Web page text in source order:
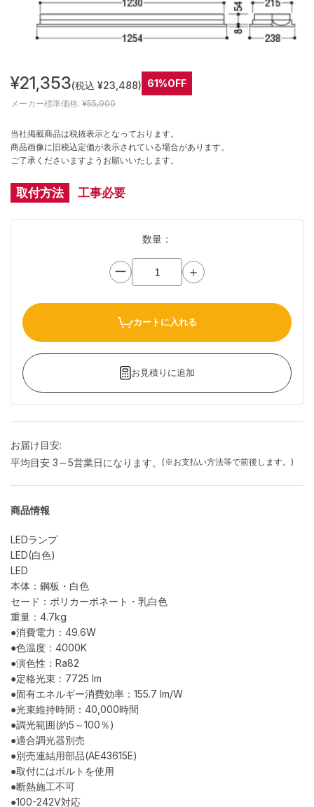
¥21,353(税込 ¥23,488) 61%OFF
メーカー標準価格: ¥55,900
当社掲載商品は税抜表示となっております。
商品画像に旧税込定価が表示されている場合があります。
ご了承くださいますようお願いいたします。
取付方法 工事必要
数量：
ー ＋
カートに入れる
お見積りに追加
お届け目安:
平均目安 3～5営業日になります。
(※お支払い方法等で前後します。)
商品情報
LEDランプ
LED(白色)
LED
本体：鋼板・白色
セード：ポリカーボネート・乳白色
重量：4.7kg
●消費電力：49.6W
●色温度：4000K
●演色性：Ra82
●定格光束：7725 lm
●固有エネルギー消費効率：155.7 lm/W
●光束維持時間：40,000時間
●調光範囲(約5～100％)
●適合調光器別売
●別売連結用部品(AE43615E)
●取付にはボルトを使用
●断熱施工不可
●100-242V対応